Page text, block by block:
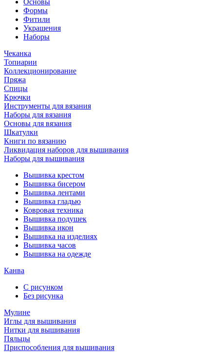
Основы
Формы
Фитили
Украшения
Наборы
Чеканка
Топиарии
Коллекционирование
Пряжа
Спицы
Крючки
Инструменты для вязания
Наборы для вязания
Основы для вязания
Шкатулки
Книги по вязанию
Ликвидация наборов для вышивания
Наборы для вышивания
Вышивка крестом
Вышивка бисером
Вышивка лентами
Вышивка гладью
Ковровая техника
Вышивка подушек
Вышивка икон
Вышивка на изделиях
Вышивка часов
Вышивка на одежде
Канва
С рисунком
Без рисунка
Мулине
Иглы для вышивания
Нитки для вышивания
Пяльцы
Приспособления для вышивания